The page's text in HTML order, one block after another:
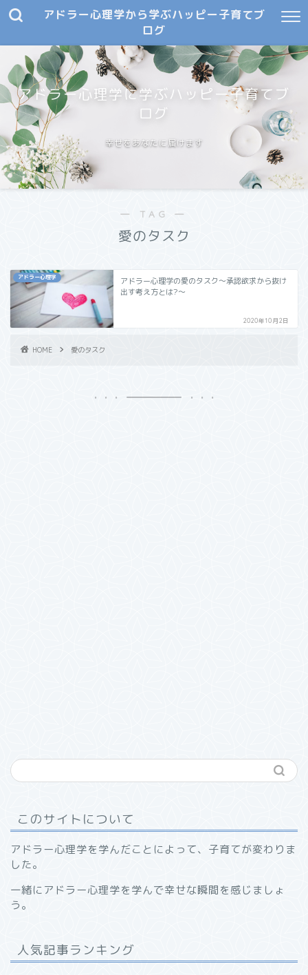
アドラー心理学から学ぶハッピー子育てブ
ログ
アドラー心理学に学ぶハッピー子育てブ
ログ
幸せをあなたに届けます
― TAG ―
愛のタスク
アドラー心理学
アドラー心理学の愛のタスク～承認欲求から抜け
出す考え方とは?～
2020年10月2日
HOME 愛のタスク
このサイトについて
アドラー心理学を学んだことによって、子育てが変わりま
した。
一緒にアドラー心理学を学んで幸せな瞬間を感じましょ
う。
人気記事ランキング